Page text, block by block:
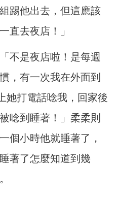
踢他出去，但這應該
直去夜店！」
不是夜店啦！是每週
，有一次我在外面到
她打電話唸我，回家後
唸到睡著！」柔柔則
個小時他就睡著了，
著了怎麼知道到幾